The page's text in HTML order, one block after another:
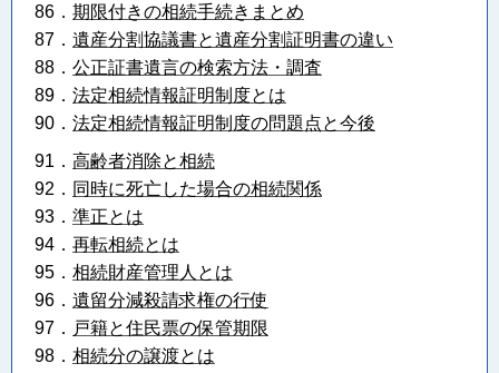
86． 期限付きの相続手続きまとめ
87． 遺産分割協議書と遺産分割証明書の違い
88． 公正証書遺言の検索方法・調査
89． 法定相続情報証明制度とは
90． 法定相続情報証明制度の問題点と今後
91． 高齢者消除と相続
92． 同時に死亡した場合の相続関係
93． 準正とは
94． 再転相続とは
95． 相続財産管理人とは
96． 遺留分減殺請求権の行使
97． 戸籍と住民票の保管期限
98． 相続分の譲渡とは